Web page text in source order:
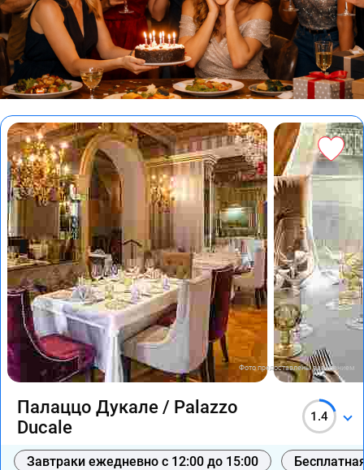
Фото предоставлены заведением
Палаццо Дукале / Palazzo
Ducale
1.4
Завтраки ежедневно с 12:00 до 15:00